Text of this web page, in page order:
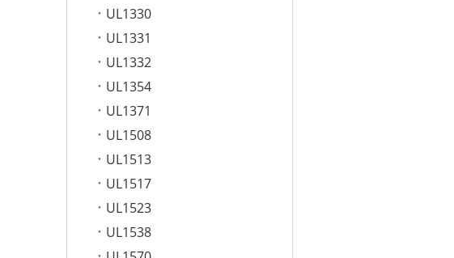
UL1330
UL1331
UL1332
UL1354
UL1371
UL1508
UL1513
UL1517
UL1523
UL1538